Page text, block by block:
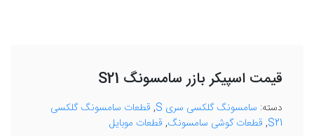
قیمت اسپیکر بازر سامسونگ S21
دسته: سامسونگ گلکسی سری S , قطعات سامسونگ گلکسی
S21
, قطعات گوشی سامسونگ, قطعات موبایل